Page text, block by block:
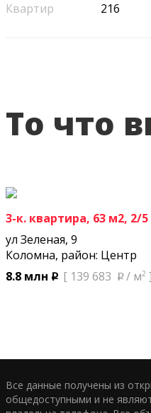
Квартир
216
То что
3-к. квартира, 63 м2, 2/5
ул Зеленая, 9
Коломна, район: Центр
8.8 млн p [ 139 683 p / м2 ]
Все данные получены из
общедоступными и не